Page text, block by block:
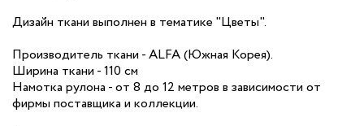
Дизайн ткани выполнен в тематике "Цветы".
Производитель ткани - ALFA (Южная Корея).
Ширина ткани - 110 см
Намотка рулона - от 8 до 12 метров в зависимости от
фирмы поставщика и коллекции.